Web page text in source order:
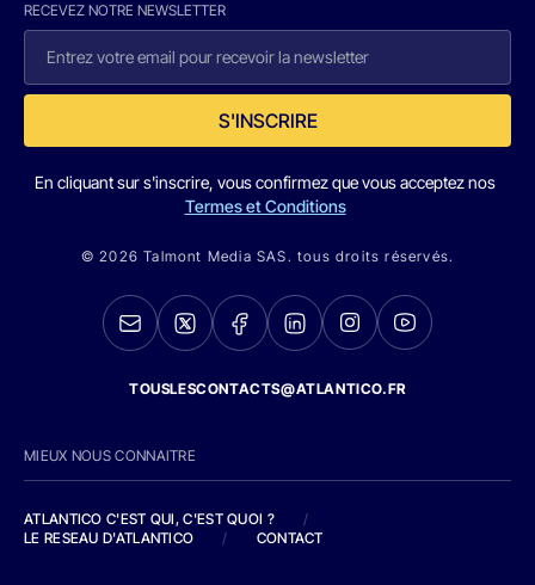
RECEVEZ NOTRE NEWSLETTER
S'INSCRIRE
En cliquant sur s'inscrire, vous confirmez que vous acceptez nos
Termes et Conditions
© 2026 Talmont Media SAS. tous droits réservés.
TOUSLESCONTACTS@ATLANTICO.FR
MIEUX NOUS CONNAITRE
ATLANTICO C'EST QUI, C'EST QUOI ?
/
LE RESEAU D'ATLANTICO
/ CONTACT